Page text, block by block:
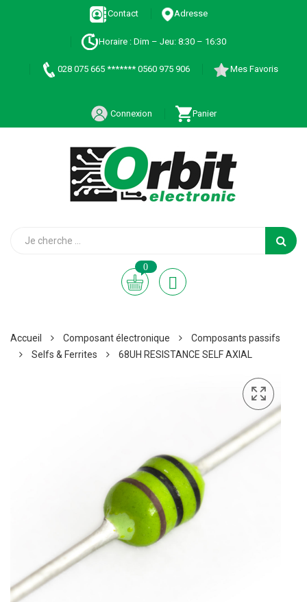
Contact Adresse
Horaire : Dim – Jeu: 8:30 – 16:30
028 075 665 ******* 0560 975 906 Mes Favoris
Connexion Panier
0
Accueil Composant électronique
Composants passifs
Selfs & Ferrites
68UH RESISTANCE SELF AXIAL